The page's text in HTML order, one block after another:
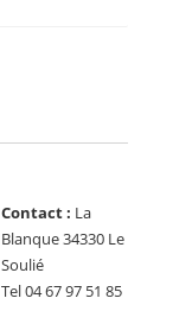
Contact : La
Blanque 34330 Le
Soulié
Tel 04 67 97 51 85